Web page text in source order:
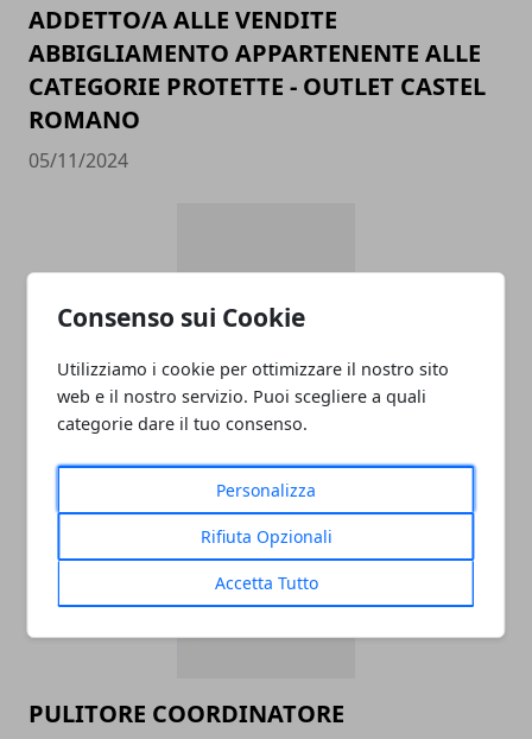
Consenso sui Cookie
Utilizziamo i cookie per ottimizzare il nostro sito
web e il nostro servizio. Puoi scegliere a quali
categorie dare il tuo consenso.
Personalizza
Rifiuta Opzionali
Accetta Tutto
ADDETTO/A ALLE VENDITE
ABBIGLIAMENTO APPARTENENTE ALLE
CATEGORIE PROTETTE - OUTLET CASTEL
ROMANO
05/11/2024
data entry
05/11/2024
PULITORE COORDINATORE